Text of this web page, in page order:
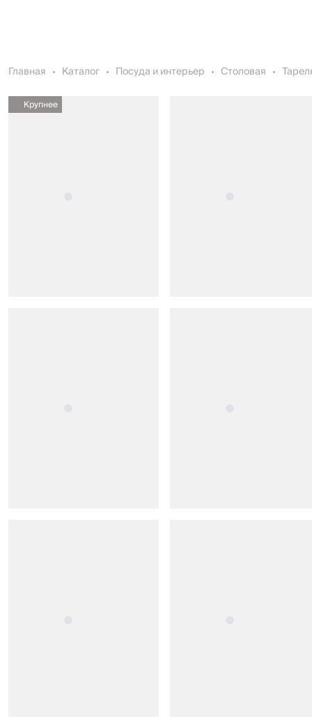
Главная Каталог Посуда и интерьер Столовая
Крупнее